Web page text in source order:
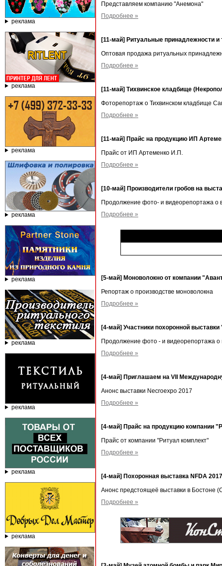
реклама
реклама
реклама
реклама
реклама
реклама
реклама
реклама
реклама
Представляем компанию "Анемона"
Подробнее »
[11-май] Ритуальные принадлежности
Оптовая продажа ритуальных
Подробнее »
[11-май] Тихвинское кладбище
Фоторепортаж о Тихвинском кладбище
Подробнее »
[11-май] Прайс на продукцию ИП
Прайс от ИП Артеменко И.П.
Подробнее »
[10-май] Производители гробов на
Продолжение фото- и видеорепортажа о
Подробнее »
[5-май] Моноволокно от компании
Репортаж о производстве моноволокна
Подробнее »
[4-май] Участники похоронной
Продолжение фото - и видеорепортажа о
Подробнее »
[4-май] Приглашаем на VII
Анонс выставки Necroexpo 2017
Подробнее »
[4-май] Прайс на продукцию компании
Прайс от компании "Ритуал комплект"
Подробнее »
[4-май] Похоронная выставка NFDA
Анонс предстоящеё выставки в Бостоне
Подробнее »